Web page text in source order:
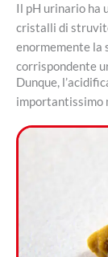
Il pH urinario ha
cristalli di
enormemente la
corrispondente
Dunque,
importantissimo